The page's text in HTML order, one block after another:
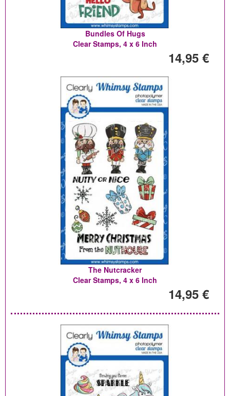
Bundles Of Hugs
Clear Stamps, 4 x 6 Inch
14,95 €
The Nutcracker
Clear Stamps, 4 x 6 Inch
14,95 €